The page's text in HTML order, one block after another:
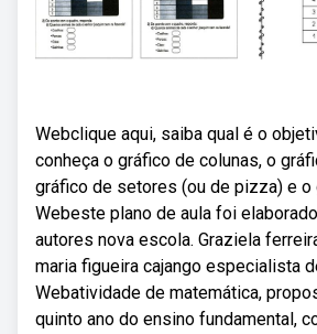
Webclique aqui, saiba qual é o
conheça o gráfico de colunas, o
gráfico de setores (ou de pizza) e o
Webeste plano de aula foi
autores nova escola. Graziela
maria figueira cajango especialista
Webatividade de matemática,
quinto ano do ensino fundamental,